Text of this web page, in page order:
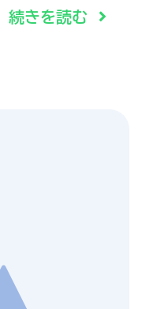
続きを読む